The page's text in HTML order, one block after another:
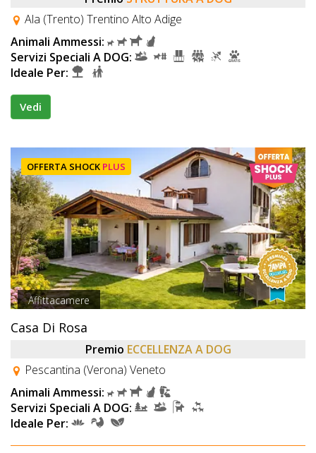
Ala (Trento) Trentino Alto Adige
Animali Ammessi:
Servizi Speciali A DOG:
Ideale Per:
Vedi
OFFERTA SHOCK PLUS
Affittacamere
Casa Di Rosa
Premio ECCELLENZA A DOG
Pescantina (Verona) Veneto
Animali Ammessi:
Servizi Speciali A DOG:
Ideale Per: